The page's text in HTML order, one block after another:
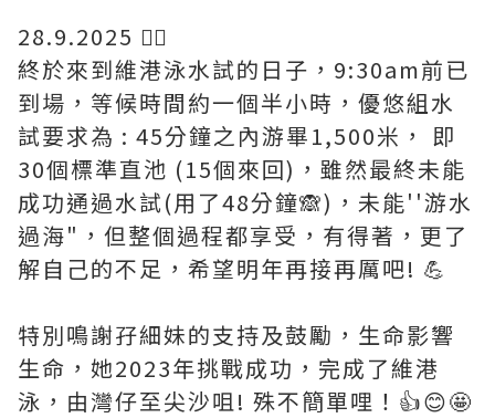
28.9.2025 🏊‍♀️
終於來到維港泳水試的日子，9:30am前已
到場，等候時間約一個半小時，優悠組水
試要求為 : 45分鐘之內游畢1,500米， 即
30個標準直池 (15個來回)，雖然最終未能
成功通過水試(用了48分鐘🙈)，未能''游水
過海"，但整個過程都享受，有得著，更了
解自己的不足，希望明年再接再厲吧! 💪
特別鳴謝孖細妹的支持及鼓勵，生命影響
生命，她2023年挑戰成功，完成了維港
泳，由灣仔至尖沙咀! 殊不簡單哩！👍😊🤩